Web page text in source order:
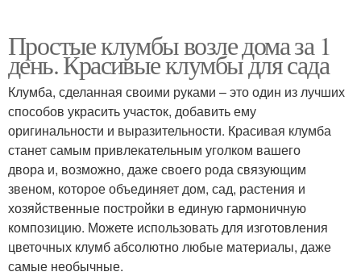
Простые клумбы возле дома за 1
день. Красивые клумбы для сада
Клумба, сделанная своими руками – это один из лучших
способов украсить участок, добавить ему
оригинальности и выразительности. Красивая клумба
станет самым привлекательным уголком вашего
двора и, возможно, даже своего рода связующим
звеном, которое объединяет дом, сад, растения и
хозяйственные постройки в единую гармоничную
композицию. Можете использовать для изготовления
цветочных клумб абсолютно любые материалы, даже
самые необычные.